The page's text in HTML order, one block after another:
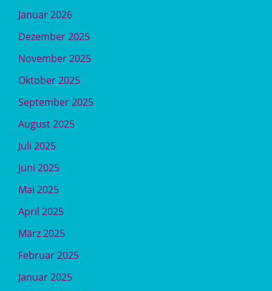
Januar 2026
Dezember 2025
November 2025
Oktober 2025
September 2025
August 2025
Juli 2025
Juni 2025
Mai 2025
April 2025
März 2025
Februar 2025
Januar 2025